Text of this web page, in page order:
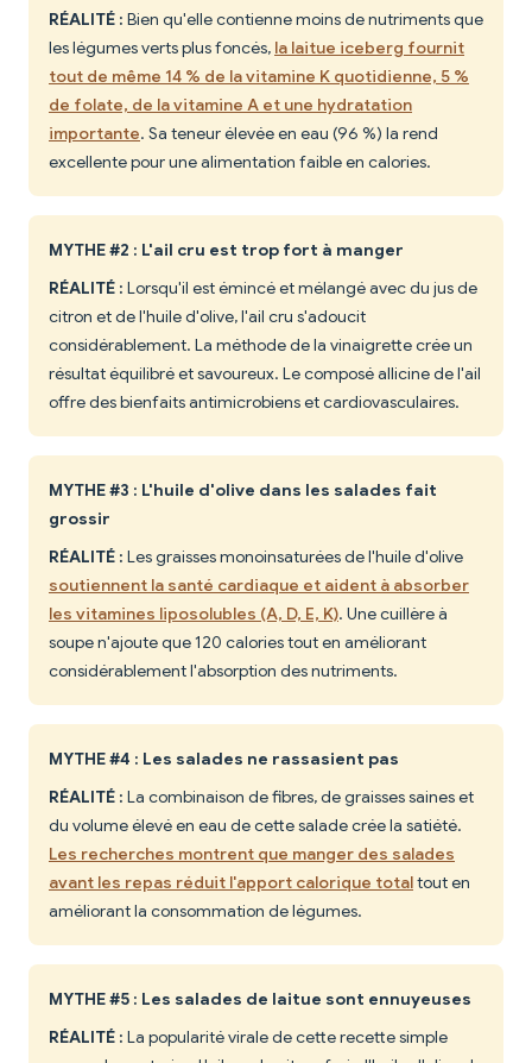
RÉALITÉ : Bien qu'elle contienne moins de nutriments que
les légumes verts plus foncés, la laitue iceberg fournit
tout de même 14 % de la vitamine K quotidienne, 5 %
de folate, de la vitamine A et une hydratation
importante. Sa teneur élevée en eau (96 %) la rend
excellente pour une alimentation faible en calories.
MYTHE #2 : L'ail cru est trop fort à manger
RÉALITÉ : Lorsqu'il est émincé et mélangé avec du jus de
citron et de l'huile d'olive, l'ail cru s'adoucit
considérablement. La méthode de la vinaigrette crée un
résultat équilibré et savoureux. Le composé allicine de l'ail
offre des bienfaits antimicrobiens et cardiovasculaires.
MYTHE #3 : L'huile d'olive dans les salades fait
grossir
RÉALITÉ : Les graisses monoinsaturées de l'huile d'olive
soutiennent la santé cardiaque et aident à absorber
les vitamines liposolubles (A, D, E, K). Une cuillère à
soupe n'ajoute que 120 calories tout en améliorant
considérablement l'absorption des nutriments.
MYTHE #4 : Les salades ne rassasient pas
RÉALITÉ : La combinaison de fibres, de graisses saines et
du volume élevé en eau de cette salade crée la satiété.
Les recherches montrent que manger des salades
avant les repas réduit l'apport calorique totaltout en
améliorant la consommation de légumes.
MYTHE #5 : Les salades de laitue sont ennuyeuses
RÉALITÉ : La popularité virale de cette recette simple